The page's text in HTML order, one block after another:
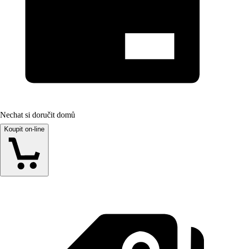
Nechat si doručit domů
Koupit on-line